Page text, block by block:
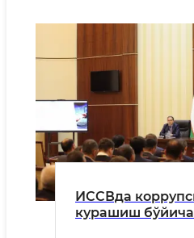
ИССВда
курашиш бўйича